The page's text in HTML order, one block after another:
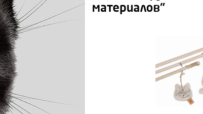
материалов"